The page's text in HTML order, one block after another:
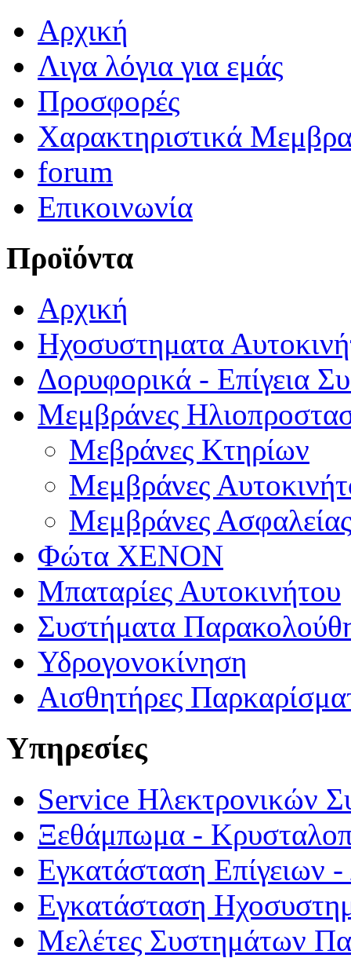
Αρχική
Λιγα λόγια για εμάς
Προσφορές
Χαρακτηριστικά
forum
Επικοινωνία
Προϊόντα
Αρχική
Ηχοσυστηματα
Δορυφορικά - Επίγεια
Μεμβράνες
Μεβράνες Κτηρίων
Μεμβράνες
Μεμβράνες Ασφαλείας
Φώτα XENON
Μπαταρίες Αυτοκινήτου
Συστήματα
Υδρογονοκίνηση
Αισθητήρες
Υπηρεσίες
Service Ηλεκτρονικών
Ξεθάμπωμα -
Εγκατάσταση Επίγειων
Εγκατάσταση
Μελέτες Συστημάτων